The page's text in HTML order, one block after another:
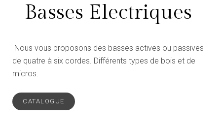
Basses Electriques
Nous vous proposons des basses actives ou passives
de quatre à six cordes. Différents types de bois et de
micros.
CATALOGUE